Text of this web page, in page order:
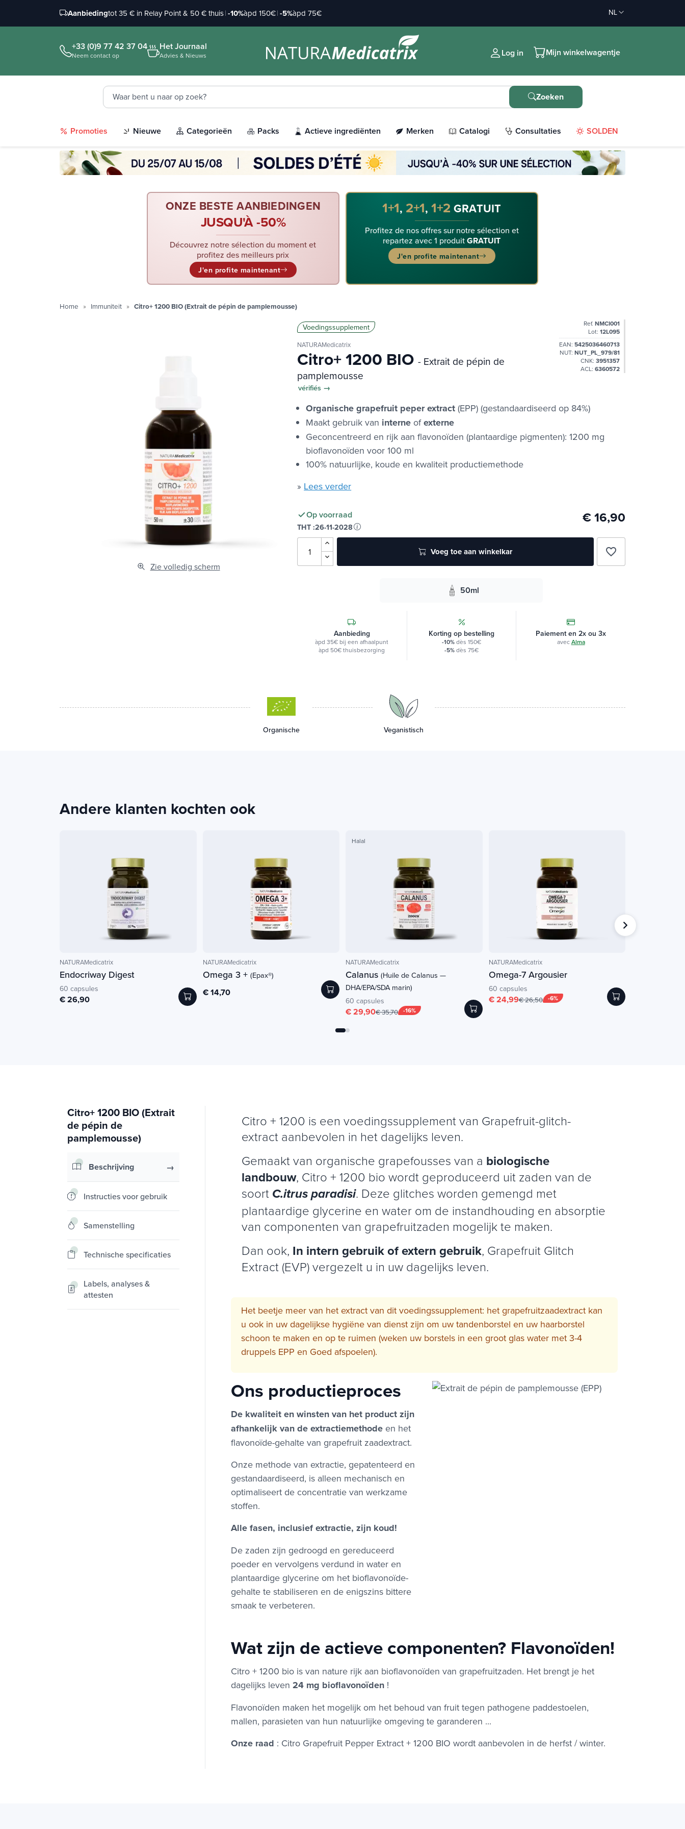
Aanbiedingtot 35 € in Relay Point & 50 € thuis|-10%àpd 150€|-5%àpd 75€ NL
+33 (0)9 77 42 37 04
Neem contact op
Het Journaal
Advies & Nieuws Log in Mijn winkelwagentje
Zoeken
Promoties Nieuwe Categorieën Packs Actieve ingrediënten Merken Catalogi Consultaties SOLDEN
ONZE BESTE AANBIEDINGEN
JUSQU'À -50%
Découvrez notre sélection du moment et
profitez des meilleurs prix
J'en profite maintenant
1+1, 2+1,1+2 GRATUIT
Profitez de nos offres sur notre sélection et
repartez avec 1 produitGRATUIT
J'en profite maintenant
Home Immuniteit Citro+ 1200 BIO (Extrait de pépin de pamplemousse)
Zie volledig scherm
Voedingssupplement Ref. NMCI001
Lot: 12L095
EAN: 5425036460713
NUT: NUT_PL_979/81
CNK: 3951357
ACL: 6360572
NATURAMedicatrix
Citro+ 1200 BIO- Extrait de pépin de
pamplemousse
vérifiés →
Organische grapefruit peper extract (EPP) (gestandaardiseerd op 84%)
Maakt gebruik van interne ofexterne
Geconcentreerd en rijk aan flavonoïden (plantaardige pigmenten): 1200 mg
bioflavonoïden voor 100 ml
100% natuurlijke, koude en kwaliteit productiemethode
» Lees verder
Op voorraad
THT :26-11-2028
€ 16,90
Voeg toe aan winkelkar favorite_border
50ml
Aanbieding
àpd 35€ bij een afhaalpunt
àpd 50€ thuisbezorging
Korting op bestelling
-10%dès 150€
-5%dès 75€
Paiement en 2x ou 3x
avec Alma
Organische Veganistisch
Andere klanten kochten ook
NATURAMedicatrix
Endocriway Digest
60 capsules
€ 26,90
NATURAMedicatrix
Omega 3 + (Epax®)
€ 14,70
Halal
NATURAMedicatrix
Calanus (Huile de Calanus —
DHA/EPA/SDA marin)
60 capsules
-16%
€ 29,90€ 35,70
NATURAMedicatrix
Omega-7 Argousier
60 capsules
-6%
€ 24,99€ 26,50
Citro+ 1200 BIO (Extrait
de pépin de
pamplemousse)
Beschrijving
Instructies voor gebruik
Samenstelling
Technische specificaties
Labels, analyses &
attesten
Citro + 1200 is een voedingssupplement van Grapefruit-glitch-
extract aanbevolen in het dagelijks leven.
Gemaakt van organische grapefousses van a biologische
landbouw, Citro + 1200 bio wordt geproduceerd uit zaden van de
soort C.itrus paradisi. Deze glitches worden gemengd met
plantaardige glycerine en water om de instandhouding en absorptie
van componenten van grapefruitzaden mogelijk te maken.
Dan ook, In intern gebruik of extern gebruik, Grapefruit Glitch
Extract (EVP) vergezelt u in uw dagelijks leven.
Het beetje meer van het extract van dit voedingssupplement: het grapefruitzaadextract kan
u ook in uw dagelijkse hygiëne van dienst zijn om uw tandenborstel en uw haarborstel
schoon te maken en op te ruimen (weken uw borstels in een groot glas water met 3-4
druppels EPP en Goed afspoelen).
Ons productieproces
De kwaliteit en winsten van het product zijn
afhankelijk van de extractiemethode en het
flavonoïde-gehalte van grapefruit zaadextract.
Onze methode van extractie, gepatenteerd en
gestandaardiseerd, is alleen mechanisch en
optimaliseert de concentratie van werkzame
stoffen.
Alle fasen, inclusief extractie, zijn koud!
De zaden zijn gedroogd en gereduceerd
poeder en vervolgens verdund in water en
plantaardige glycerine om het bioflavonoïde-
gehalte te stabiliseren en de enigszins bittere
smaak te verbeteren.
Wat zijn de actieve componenten? Flavonoïden!
Citro + 1200 bio is van nature rijk aan bioflavonoïden van grapefruitzaden. Het brengt je het
dagelijks leven 24 mg bioflavonoïden !
Flavonoïden maken het mogelijk om het behoud van fruit tegen pathogene paddestoelen,
mallen, parasieten van hun natuurlijke omgeving te garanderen ...
Onze raad : Citro Grapefruit Pepper Extract + 1200 BIO wordt aanbevolen in de herfst / winter.